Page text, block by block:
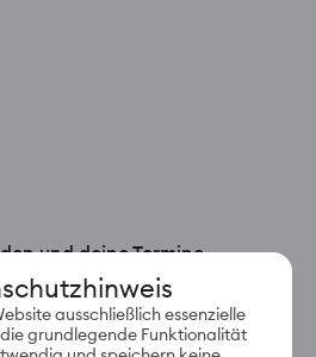
und deine Termine
Account verwalten.
ausschließlich essenzielle
grundlegende Funktionalität